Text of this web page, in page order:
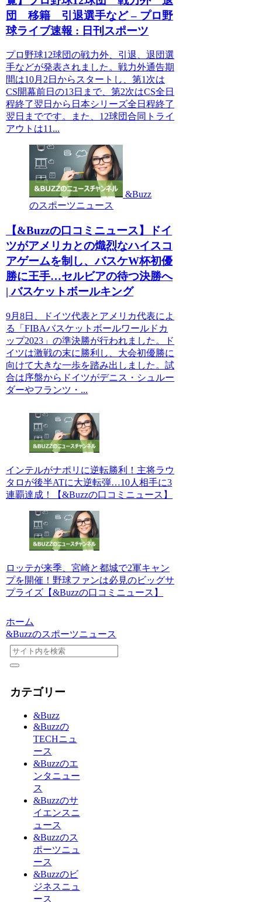
団 移籍 引退選手など – プロ野
球ライブ速報 : 日刊スポーツ
プロ野球12球団の戦力外、引退、退団選
手などが発表されました。戦力外通告期
間は10月2日からスタートし、第1次は
CS開幕前日の13日まで、第2次はCS全日
程終了翌日から日本シリーズ全日程終了
翌日までです。また、12球団合同トライ
アウトは11...
&Buzz
のスポーツニュース
【&Buzzの口コミニュース】ドイ
ツがアメリカとの熾烈なハイスコ
アゲームを制し、バスケW杯初優
勝に王手…セルビアの待つ決勝へ
| バスケットボールキング
9月8日、ドイツ代表とアメリカ代表によ
る「FIBAバスケットボールワールドカ
ップ2023」の準決勝が行われました。ド
イツは激戦の末に勝利し、大会初優勝に
向けて大きな一歩を踏み出しました。試
合は序盤からドイツがデニス・シュルー
ダーやフランツ・...
インテルがナポリに逆転勝利！主将ラウ
タロが後半ATに大逆転弾…10人相手に3
連覇達成！【&Buzzの口コミニュース】
ロッテが来季、宮崎と都城で2軍キャン
プを開催！野球ファンは必見のビッグサ
プライズ【&Buzzの口コミニュース】
ホーム
&Buzzのスポーツニュース
カテゴリー
&Buzz
&Buzzの
TECHニュ
ース
&Buzzのエ
ンタニュー
ス
&Buzzのサ
イエンスニ
ュース
&Buzzのス
ポーツニュ
ース
&Buzzのビ
ジネスニュ
ース